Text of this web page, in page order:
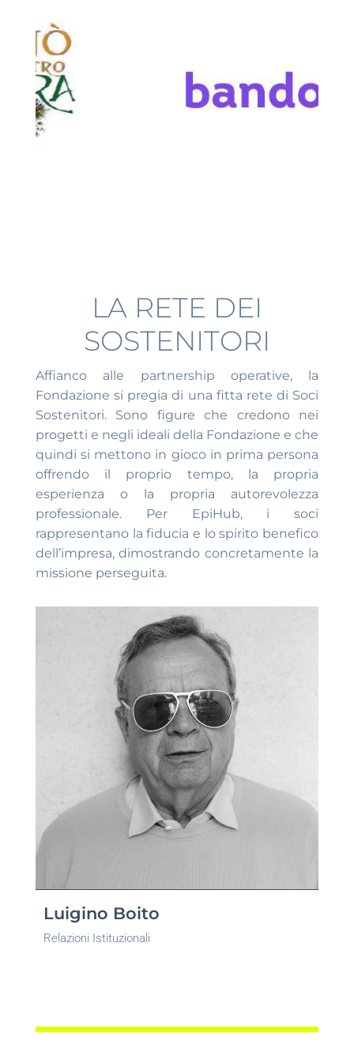
LA RETE DEI
SOSTENITORI
Affianco alle partnership operative, la
Fondazione si pregia di una fitta rete di Soci
Sostenitori. Sono figure che credono nei
progetti e negli ideali della Fondazione e che
quindi si mettono in gioco in prima persona
offrendo il proprio tempo, la propria
esperienza o la propria autorevolezza
professionale. Per EpiHub, i soci
rappresentano la fiducia e lo spirito benefico
dell’impresa, dimostrando concretamente la
missione perseguita.
Luigino Boito
Relazioni Istituzionali